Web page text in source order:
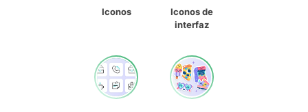
Iconos
Iconos de
interfaz